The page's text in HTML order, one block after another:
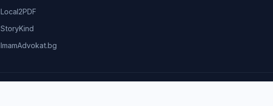
Local2PDF
StoryKind
ImamAdvokat.bg